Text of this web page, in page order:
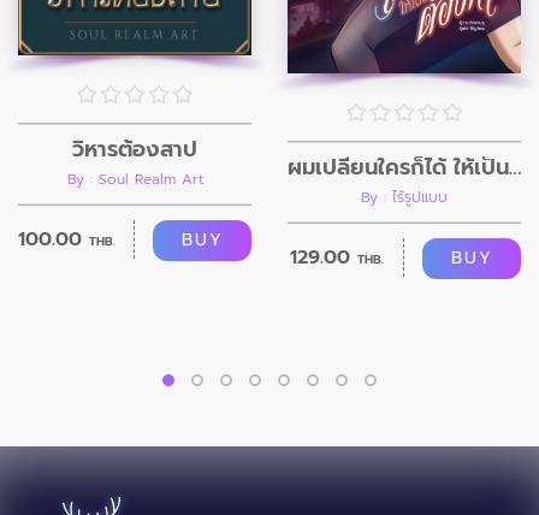
วิหารต้องสาป
By : Soul Realm Art
100.00 THB. BUY
ผมเปลี่ยนใครก็ได้ ให้เป็นอย่างที่ผมต้องการ
By : ไร้รูปแบบ
129.00 THB. BUY